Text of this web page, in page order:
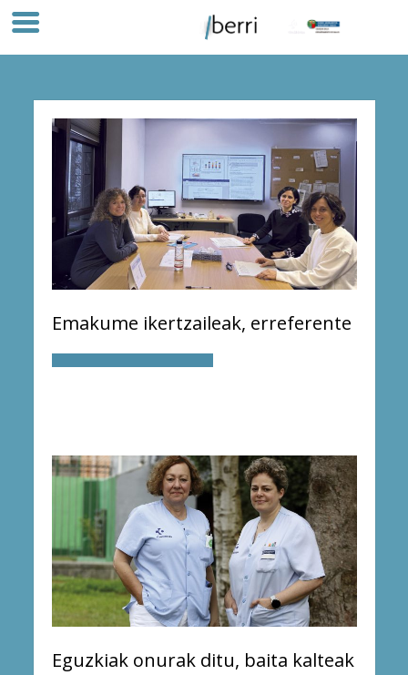
Emakume ikertzaileak, erreferente
Eguzkiak onurak ditu, baita kalteak